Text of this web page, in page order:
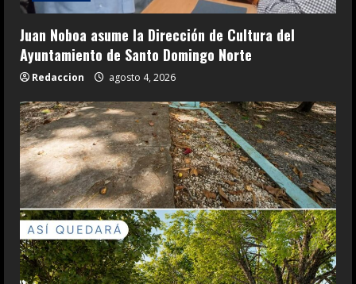
Juan Noboa asume la Dirección de Cultura del
Ayuntamiento de Santo Domingo Norte
Redaccion agosto 4, 2026